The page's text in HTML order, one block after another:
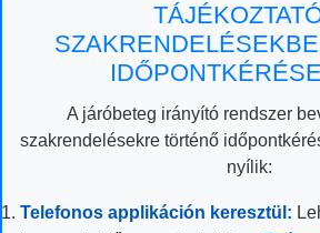
A járóbeteg irányító rendszer
szakrendelésekre történő
nyílik:
Telefonos applikáción keresztül: